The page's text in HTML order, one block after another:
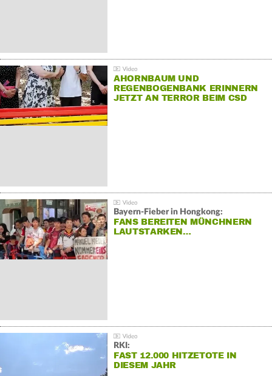
AHORNBAUM UND
REGENBOGENBANK ERINNERN
JETZT AN TERROR BEIM CSD
Bayern-Fieber in Hongkong:
FANS BEREITEN MÜNCHNERN
LAUTSTARKEN…
RKI:
FAST 12.000 HITZETOTE IN
DIESEM JAHR